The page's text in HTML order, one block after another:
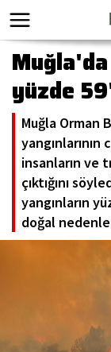
Muğla'da
yüzde
Muğla Orman
insanların ve
çıktığını
yangınların
doğal